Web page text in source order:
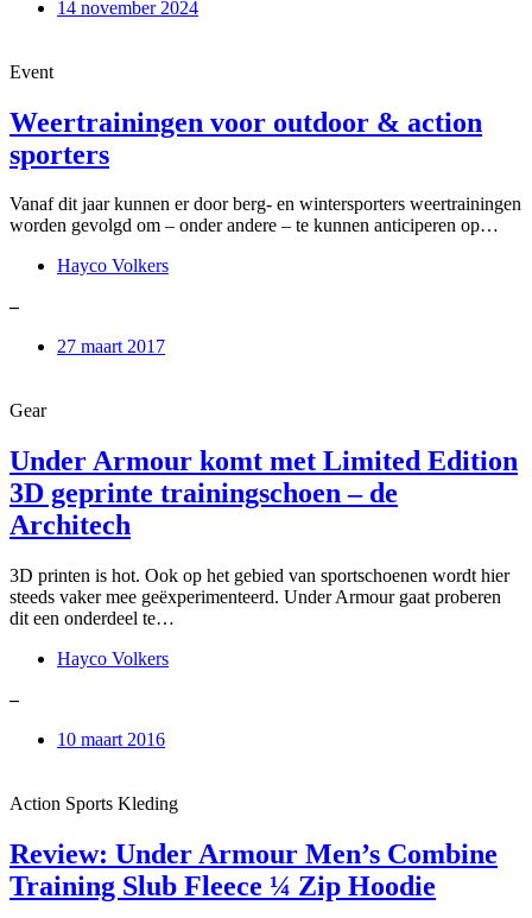
14 november 2024
Event
Weertrainingen voor outdoor & action
sporters
Vanaf dit jaar kunnen er door berg- en wintersporters weertrainingen
worden gevolgd om – onder andere – te kunnen anticiperen op…
Hayco Volkers
–
27 maart 2017
Gear
Under Armour komt met Limited Edition
3D geprinte trainingschoen – de
Architech
3D printen is hot. Ook op het gebied van sportschoenen wordt hier
steeds vaker mee geëxperimenteerd. Under Armour gaat proberen
dit een onderdeel te…
Hayco Volkers
–
10 maart 2016
Action Sports Kleding
Review: Under Armour Men’s Combine
Training Slub Fleece ¼ Zip Hoodie